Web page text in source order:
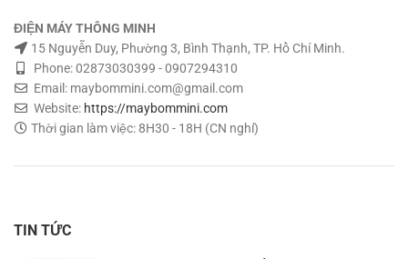
ĐIỆN MÁY THÔNG MINH
15 Nguyễn Duy, Phường 3, Bình Thạnh, TP. Hồ Chí Minh.
Phone: 02873030399 - 0907294310
Email: maybommini.com@gmail.com
Website: https://maybommini.com
Thời gian làm việc: 8H30 - 18H (CN nghỉ)
TIN TỨC